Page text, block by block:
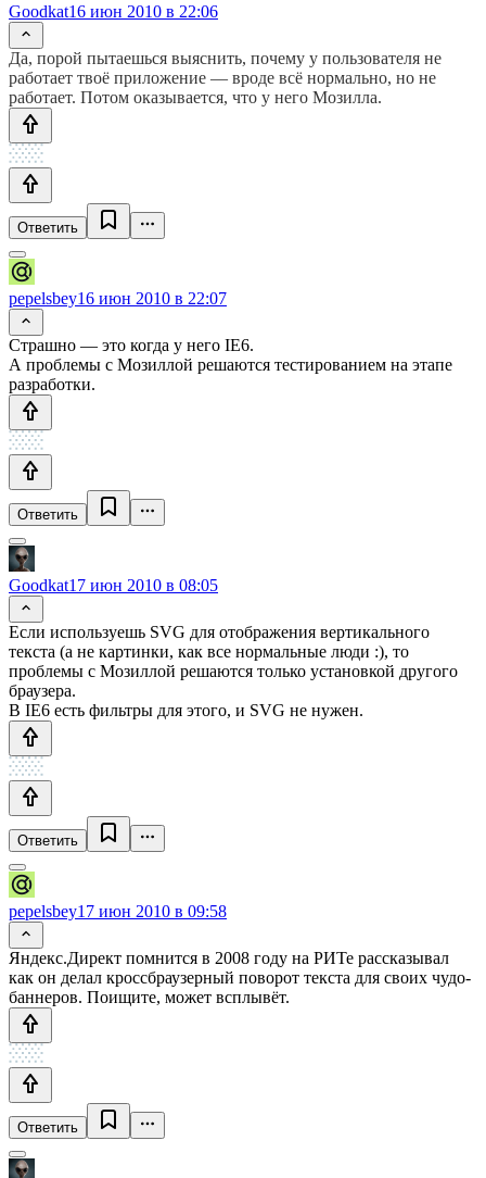
Goodkat16 июн 2010 в 22:06
Да, порой пытаешься выяснить, почему у пользователя не
работает твоё приложение — вроде всё нормально, но не
работает. Потом оказывается, что у него Мозилла.
Ответить
pepelsbey16 июн 2010 в 22:07
Страшно — это когда у него IE6.
А проблемы с Мозиллой решаются тестированием на этапе
разработки.
Ответить
Goodkat17 июн 2010 в 08:05
Если используешь SVG для отображения вертикального
текста (а не картинки, как все нормальные люди :), то
проблемы с Мозиллой решаются только установкой другого
браузера.
В IE6 есть фильтры для этого, и SVG не нужен.
Ответить
pepelsbey17 июн 2010 в 09:58
Яндекс.Директ помнится в 2008 году на РИТе рассказывал
как он делал кроссбраузерный поворот текста для своих чудо-
баннеров. Поищите, может всплывёт.
Ответить